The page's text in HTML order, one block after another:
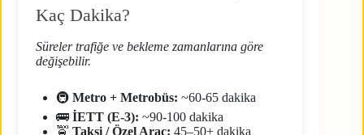
Kaç Dakika?
Süreler trafiğe ve bekleme zamanlarına göre
değişebilir.
🚇 Metro + Metrobüs: ~60-65 dakika
🚌 İETT (E-3): ~90-100 dakika
🚖 Taksi / Özel Araç: 45–50+ dakika